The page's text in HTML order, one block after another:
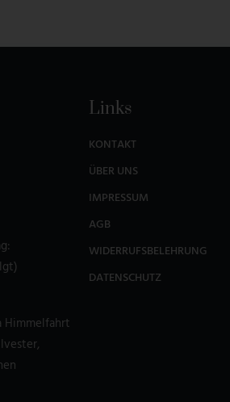
Himmelfahrt
Links
KONTAKT
ÜBER UNS
IMPRESSUM
AGB
WIDERRUFSBELEHRUNG
DATENSCHUTZ